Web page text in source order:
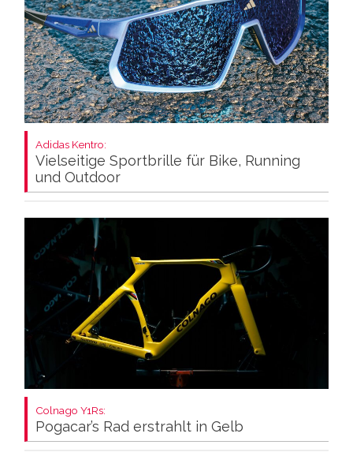
Adidas Kentro:
Vielseitige Sportbrille für Bike, Running
und Outdoor
Colnago Y1Rs:
Pogacar’s Rad erstrahlt in Gelb